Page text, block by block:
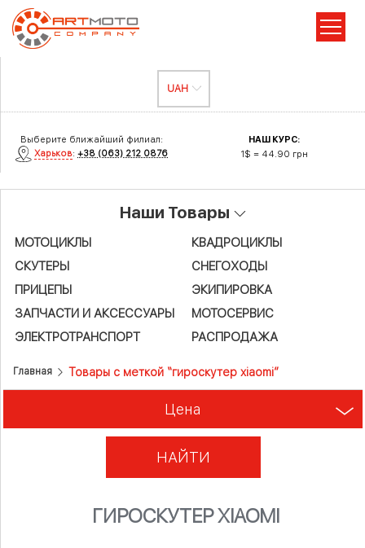
Выберите ближайший филиал:
Харьков:+38 (063) 212 0876
НАШ КУРС:
1$ = 44.90 грн
Наши Товары
МОТОЦИКЛЫ
КВАДРОЦИКЛЫ
СКУТЕРЫ
СНЕГОХОДЫ
ПРИЦЕПЫ
ЭКИПИРОВКА
ЗАПЧАСТИ И АКСЕСCУАРЫ
МОТОСЕРВИС
ЭЛЕКТРОТРАНСПОРТ
РАСПРОДАЖА
Главная Товары с меткой “гироскутер xiaomi”
Цена
НАЙТИ
ГИРОСКУТЕР XIAOMI